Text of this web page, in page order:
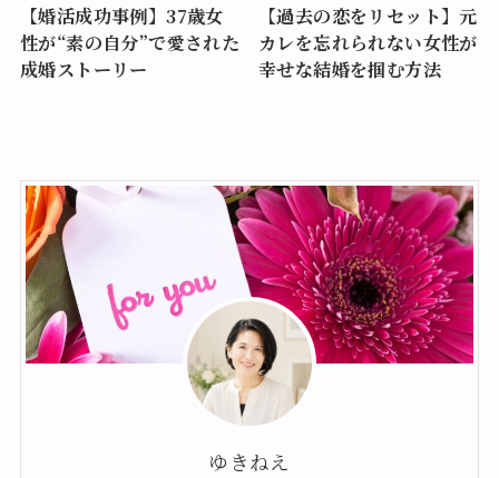
【婚活成功事例】37歳女
性が“素の自分”で愛された
成婚ストーリー
【過去の恋をリセット】元
カレを忘れられない女性が
幸せな結婚を掴む方法
ゆきねえ